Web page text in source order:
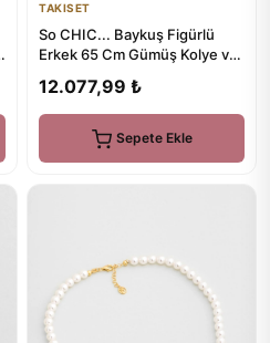
TAKISET
So CHIC... Baykuş Figürlü
Erkek 65 Cm Gümüş Kolye ve
12.077,99 ₺
Sepete Ekle